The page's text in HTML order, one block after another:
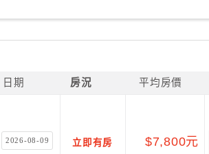
日期 房況 平均房價
2026-08-09 立即有房 $7,800元